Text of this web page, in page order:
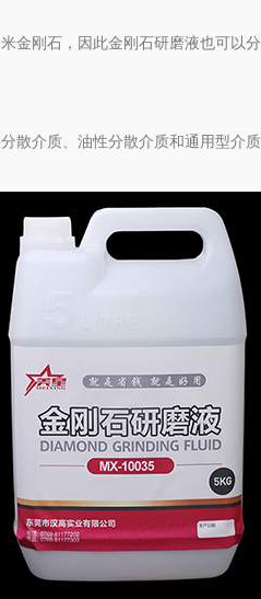
金刚石，因此金刚石研磨液也可以
散介质、油性分散介质和通用型介